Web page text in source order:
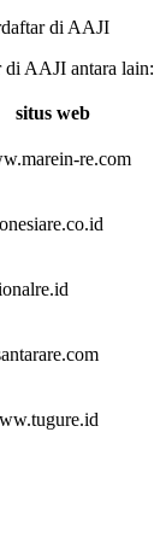
di AAJI
di AAJI antara lain:
situs web
re.com